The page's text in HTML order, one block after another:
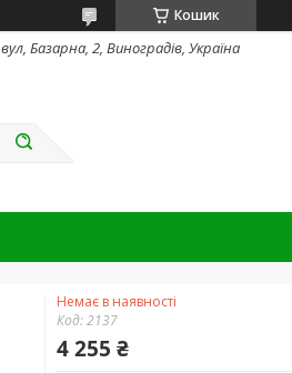
Кошик
вул, Базарна, 2, Виноградів, Україна
Немає в наявності
Код:2137
4 255 ₴